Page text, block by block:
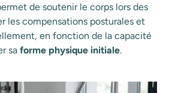
de soutenir le corps lors des
les compensations posturales et
en fonction de la capacité
sa forme physique initiale.